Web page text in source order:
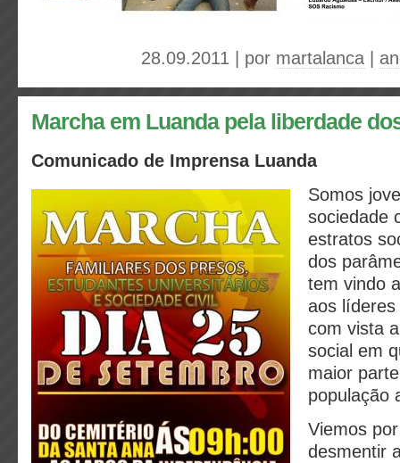
28.09.2011 | por martalanca
Marcha em Luanda pela liberdade
Comunicado de Imprensa Luanda
Somos
sociedade
estratos
dos
tem vindo
aos
com vista
social em
maior
população
Viemos
desmentir